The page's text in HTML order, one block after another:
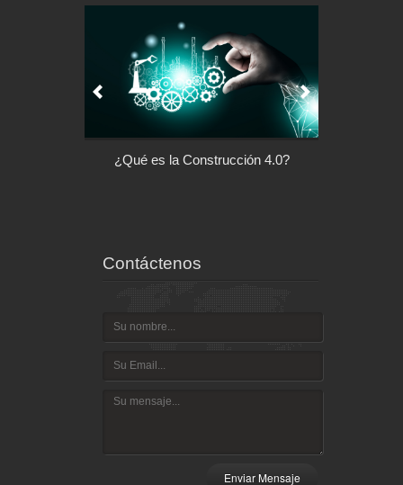
¿Qué es la Construcción 4.0?
Contáctenos
Enviar Mensaje